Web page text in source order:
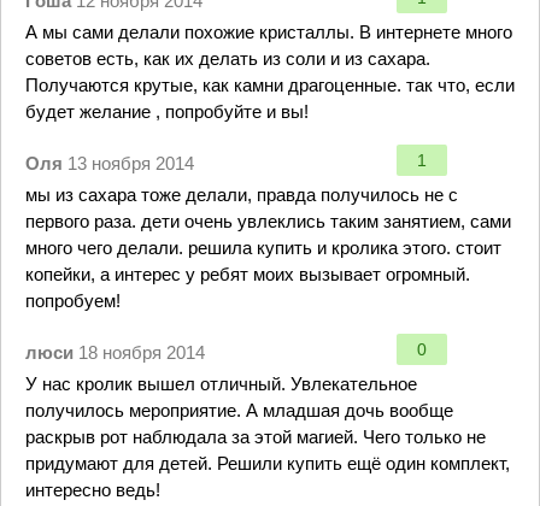
А мы сами делали похожие кристаллы. В интернете много
советов есть, как их делать из соли и из сахара.
Получаются крутые, как камни драгоценные. так что, если
будет желание , попробуйте и вы!
Оля 13 ноября 2014 1
мы из сахара тоже делали, правда получилось не с
первого раза. дети очень увлеклись таким занятием, сами
много чего делали. решила купить и кролика этого. стоит
копейки, а интерес у ребят моих вызывает огромный.
попробуем!
люси 18 ноября 2014 0
У нас кролик вышел отличный. Увлекательное
получилось мероприятие. А младшая дочь вообще
раскрыв рот наблюдала за этой магией. Чего только не
придумают для детей. Решили купить ещё один комплект,
интересно ведь!